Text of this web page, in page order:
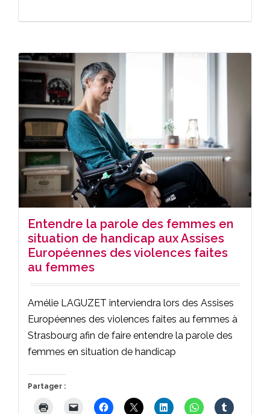
Entendre la parole des femmes en
situation de handicap aux Assises
Européennes des violences faites
au femmes
Amélie LAGUZET interviendra lors des Assises
Européennes des violences faites au femmes à
Strasbourg afin de faire entendre la parole des
femmes en situation de handicap
Partager :